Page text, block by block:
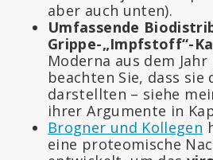
aber auch unten).
Umfassende
Grippe-„Impfstoff“-
Moderna aus dem Jahr
beachten Sie, dass sie
darstellten – siehe
ihrer Argumente in
Brogner und Kollegen
eine proteomische